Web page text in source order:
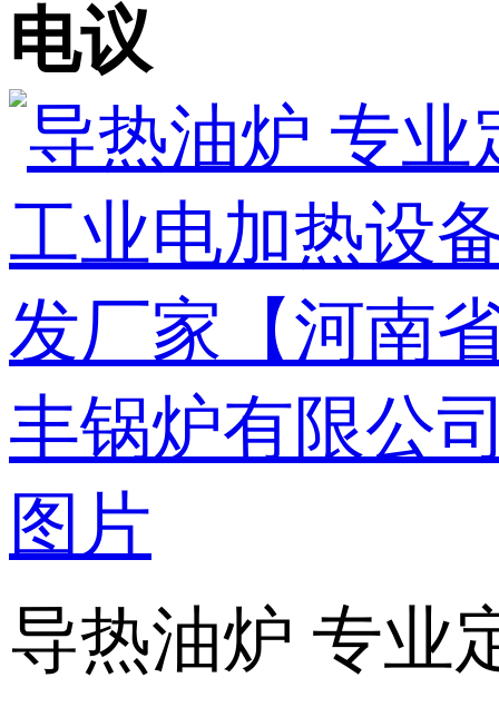
电议
导热油炉 专业